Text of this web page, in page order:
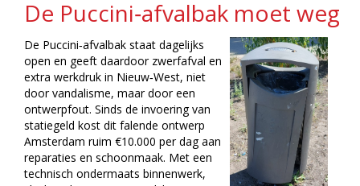
De Puccini‑afvalbak moet weg
De Puccini‑afvalbak staat dagelijks
open en geeft daardoor zwerfafval en
extra werkdruk in Nieuw‑West, niet
door vandalisme, maar door een
ontwerpfout. Sinds de invoering van
statiegeld kost dit falende ontwerp
Amsterdam ruim €10.000 per dag aan
reparaties en schoonmaak. Met een
technisch ondermaats binnenwerk,